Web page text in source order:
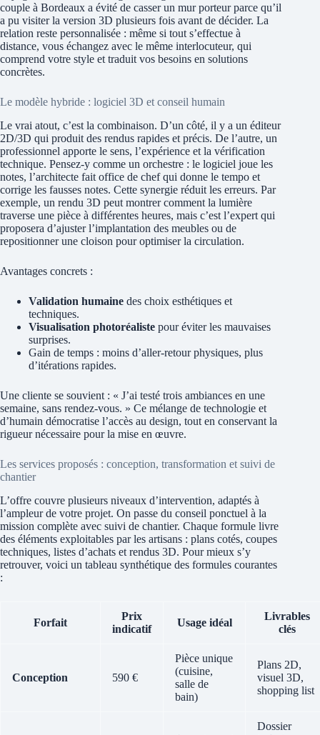
couple à Bordeaux a évité de casser un mur porteur parce qu’il
a pu visiter la version 3D plusieurs fois avant de décider. La
relation reste personnalisée : même si tout s’effectue à
distance, vous échangez avec le même interlocuteur, qui
comprend votre style et traduit vos besoins en solutions
concrètes.
Le modèle hybride : logiciel 3D et conseil humain
Le vrai atout, c’est la combinaison. D’un côté, il y a un éditeur
2D/3D qui produit des rendus rapides et précis. De l’autre, un
professionnel apporte le sens, l’expérience et la vérification
technique. Pensez-y comme un orchestre : le logiciel joue les
notes, l’architecte fait office de chef qui donne le tempo et
corrige les fausses notes. Cette synergie réduit les erreurs. Par
exemple, un rendu 3D peut montrer comment la lumière
traverse une pièce à différentes heures, mais c’est l’expert qui
proposera d’ajuster l’implantation des meubles ou de
repositionner une cloison pour optimiser la circulation.
Avantages concrets :
Validation humaine des choix esthétiques et
techniques.
Visualisation photoréaliste pour éviter les mauvaises
surprises.
Gain de temps : moins d’aller-retour physiques, plus
d’itérations rapides.
Une cliente se souvient : « J’ai testé trois ambiances en une
semaine, sans rendez-vous. » Ce mélange de technologie et
d’humain démocratise l’accès au design, tout en conservant la
rigueur nécessaire pour la mise en œuvre.
Les services proposés : conception, transformation et suivi de
chantier
L’offre couvre plusieurs niveaux d’intervention, adaptés à
l’ampleur de votre projet. On passe du conseil ponctuel à la
mission complète avec suivi de chantier. Chaque formule livre
des éléments exploitables par les artisans : plans cotés, coupes
techniques, listes d’achats et rendus 3D. Pour mieux s’y
retrouver, voici un tableau synthétique des formules courantes
:
Forfait
Prix
indicatif
Usage idéal
Livrables
clés
Conception 590 €
Pièce unique
(cuisine,
salle de
bain)
Plans 2D,
visuel 3D,
shopping list
Dossier